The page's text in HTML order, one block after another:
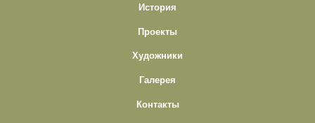
История
Проекты
Художники
Галерея
Контакты